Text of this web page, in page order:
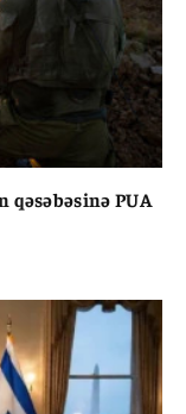
qəsəbəsinə PUA